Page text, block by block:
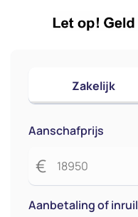
Zakelijk
Aanschafprijs
€
Aanbetaling of inruil